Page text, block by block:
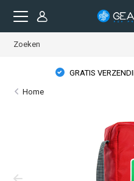
GRATIS
Home